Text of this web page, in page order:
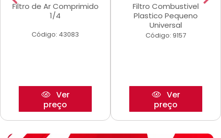
Filtro de Ar Comprimido
1/4
Código: 43083
Ver
preço
Filtro Combustivel
Plastico Pequeno
Universal
Código: 9157
Ver
preço